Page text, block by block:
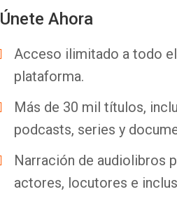
Únete Ahora
Acceso ilimitado a todo
plataforma.
Más de 30 mil títulos,
podcasts, series y
Narración de audiolibros
actores, locutores e